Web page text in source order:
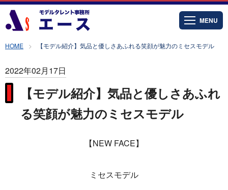
MENU
HOME 【モデル紹介】気品と優しさあふれる笑顔が魅力のミセスモデル
2022年02月17日
【モデル紹介】気品と優しさあふれ
る笑顔が魅力のミセスモデル
【NEW FACE】
ミセスモデル